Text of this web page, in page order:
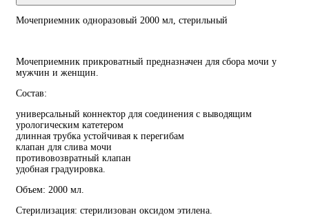
Мочеприемник одноразовый 2000 мл, стерильный
Мочеприемник прикроватный предназначен для сбора мочи у
мужчин и женщин.
Состав:
универсальный коннектор для соединения с выводящим
урологическим катетером
длинная трубка устойчивая к перегибам
клапан для слива мочи
противовозвратный клапан
удобная градуировка.
Объем: 2000 мл.
Стерилизация: стерилизован оксидом этилена.